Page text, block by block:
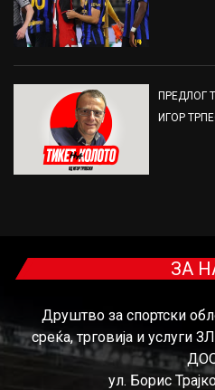
ПРЕДЛОГ
ИГОР
ЗА
Друштво за спортски
среќа, трговија и
ул. Борис